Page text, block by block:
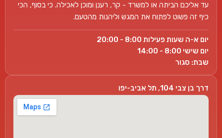
עד אליכם הביתה או למשרד - קר, רענן ומוכן לאכילה. כי בסוף, הכי
כיף זה פשוט לפתוח את המגש וליהנות מהטעם.
יום א-ה שעות פעילות 8:00 - 20:00
יום שישי 8:00 - 14:00
שבת: סגור
דרך בן צבי 104, תל אביב-יפו